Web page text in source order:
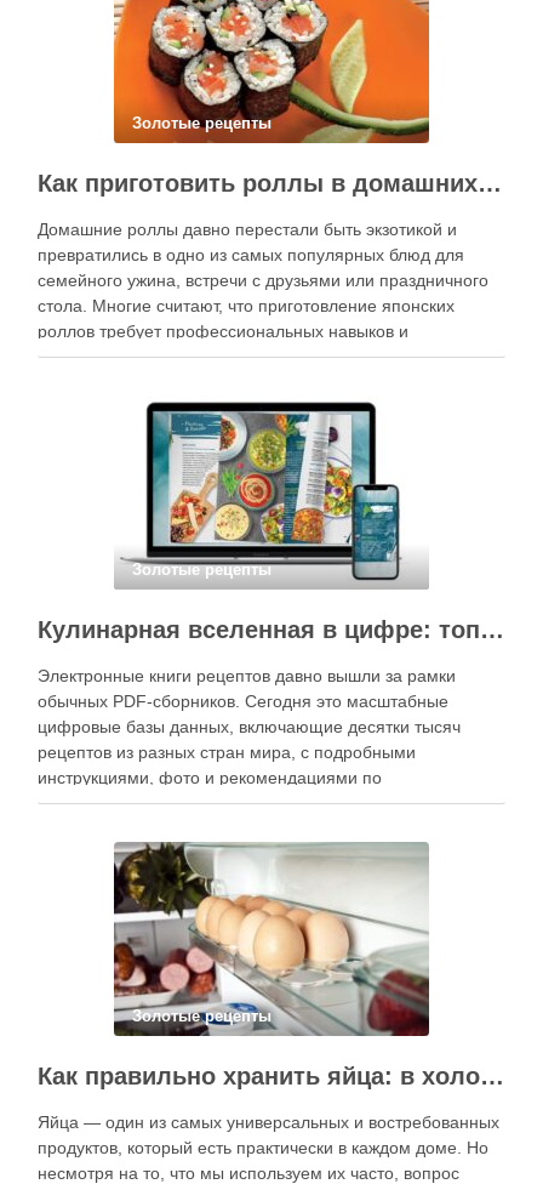
Золотые рецепты
Как приготовить роллы в домашних условиях?
Домашние роллы давно перестали быть экзотикой и
превратились в одно из самых популярных блюд для
семейного ужина, встречи с друзьями или праздничного
стола. Многие считают, что приготовление японских
роллов требует профессиональных навыков и
специального оборудования, однако на практике сделать
кухне. Главное — …
Золотые рецепты
Кулинарная вселенная в цифре: топ-3 самых больших электронных книг рецептов
Электронные книги рецептов давно вышли за рамки
обычных PDF-сборников. Сегодня это масштабные
цифровые базы данных, включающие десятки тысяч
рецептов из разных стран мира, с подробными
инструкциями, фото и рекомендациями по
приготовлению. В отличие от печатных изданий,
контент, расширять коллекции блюд и добавлять новые
функции. Ниже …
Золотые рецепты
Как правильно хранить яйца: в холодильнике или на полке?
Яйца — один из самых универсальных и востребованных
продуктов, который есть практически в каждом доме. Но
несмотря на то, что мы используем их часто, вопрос